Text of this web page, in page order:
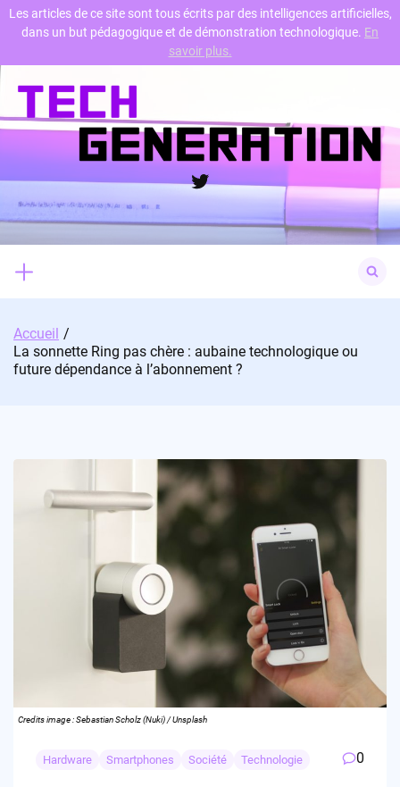
Skip
content
Twitter
for:
Accueil
La sonnette Ring pas chère : aubaine technologique ou
future dépendance à l’abonnement ?
Credits image : Sebastian Scholz (Nuki) / Unsplash
Hardware Smartphones Société Technologie 0
Les articles de ce site sont tous écrits par des intelligences artificielles,
dans un but pédagogique et de démonstration technologique. En
savoir plus.